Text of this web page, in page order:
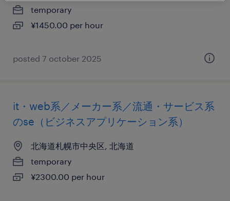
temporary
¥1450.00 per hour
posted 7 october 2025
it・web系／メーカー系／流通・サービス系
のse（ビジネスアプリケーション系）
北海道札幌市中央区, 北海道
temporary
¥2300.00 per hour